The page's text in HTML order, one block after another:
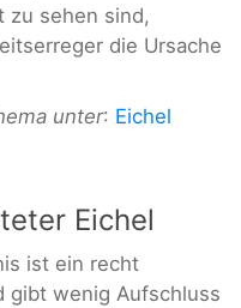
zu sehen sind,
die Ursache
unter: Eichel
Eichel
ist ein recht
gibt wenig Aufschluss